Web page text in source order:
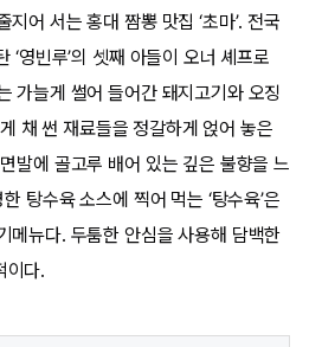
어 서는 홍대 짬뽕 맛집 ‘초마’. 전국
‘영빈루’의 셋째 아들이 오너 셰프로
가늘게 썰어 들어간 돼지고기와 오징
채 썬 재료들을 정갈하게 얹어 놓은
발에 골고루 배어 있는 깊은 불향을 느
탕수육 소스에 찍어 먹는 ‘탕수육’은
메뉴다. 두툼한 안심을 사용해 담백한
이다.